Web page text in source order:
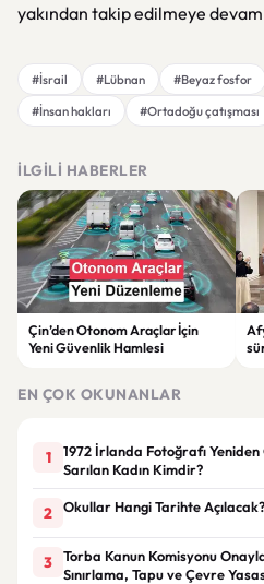
yakından takip edilmeye
#İsrail #Lübnan #Beyaz fosfor
#İnsan hakları
#Ortadoğu çatışması
İLGILI HABERLER
Çin’den Otonom Araçlar İçin
Yeni Güvenlik Hamlesi
EN ÇOK OKUNANLAR
1
1972 İrlanda Fotoğrafı
Sarılan Kadın Kimdir?
2 Okullar Hangi Tarihte
3
Torba Kanun Komisyonu
Sınırlama, Tapu ve Çevre